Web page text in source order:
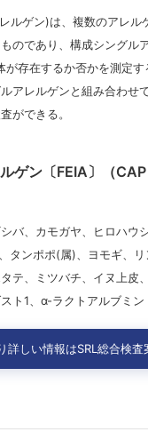
ルゲン)は、複数のアレル
のであり、構成シングル
が存在するか否かを測定
アレルゲンと組み合わせ
ができる。
ゲン〔FEIA〕（CAP
バ、カモガヤ、ヒロハウ
タンポポ(属)、ヨモギ、
テ、ミツバチ、イヌ上皮
ト1、α-ラクトアルブミ
詳しい情報はSRL総合検査